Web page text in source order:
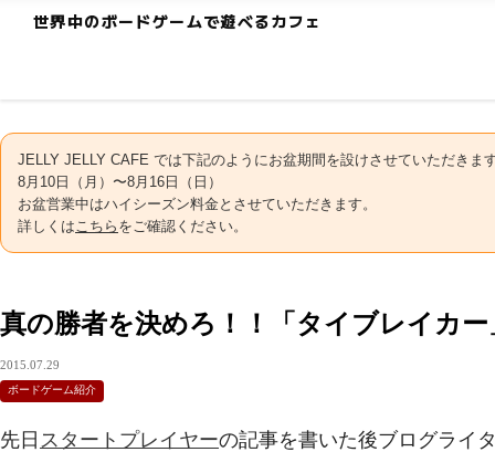
世界中のボードゲームで遊べるカフェ
JELLY JELLY CAFE では下記のようにお盆期間を設けさせていただきま
8月10日（月）〜8月16日（日）
お盆営業中はハイシーズン料金とさせていただきます。
詳しくはこちら をご確認ください。
真の勝者を決めろ！！「タイブレイカー
2015.07.29
ボードゲーム紹介
先日 スタートプレイヤーの記事を書いた後ブログライ